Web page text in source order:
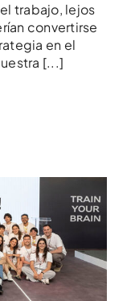
trabajo, lejos
convertirse
en el
[...]